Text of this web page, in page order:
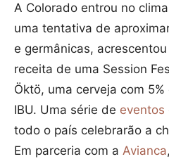
A Colorado entrou no
uma tentativa de
e germânicas,
receita de uma Session
Öktö, uma cerveja com
IBU. Uma série de eventos
todo o país celebrarão a
Em parceria com a Avianca